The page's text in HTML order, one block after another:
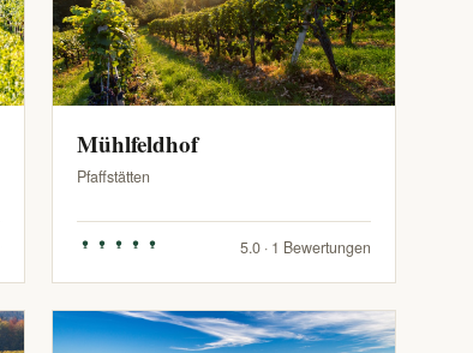
Mühlfeldhof
Pfaffstätten
5.0 · 1 Bewertungen